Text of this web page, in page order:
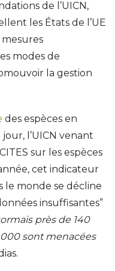
de l’UICN,
les États de l’UE
modes de
la gestion
des espèces en
l’UICN venant
sur les espèces
cet indicateur
le monde se décline
insuffisantes”
près de 140
000 sont menacées